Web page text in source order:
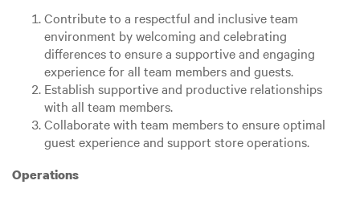
Contribute to a respectful and inclusive team
environment by welcoming and celebrating
differences to ensure a supportive and engaging
experience for all team members and guests.
Establish supportive and productive relationships
with all team members.
Collaborate with team members to ensure optimal
guest experience and support store operations.
Operations